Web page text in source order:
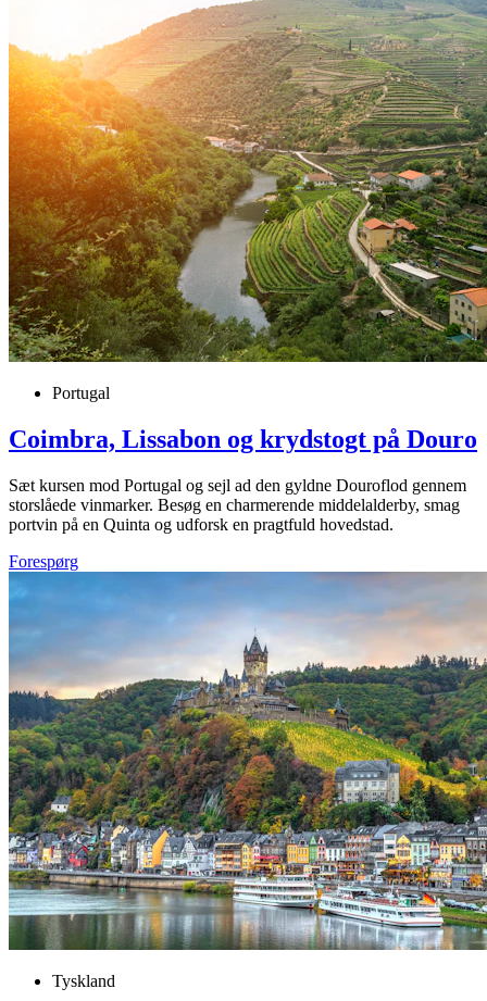
Portugal
Coimbra, Lissabon og krydstogt på Douro
Sæt kursen mod Portugal og sejl ad den gyldne Douroflod gennem
storslåede vinmarker. Besøg en charmerende middelalderby, smag
portvin på en Quinta og udforsk en pragtfuld hovedstad.
Forespørg
Tyskland